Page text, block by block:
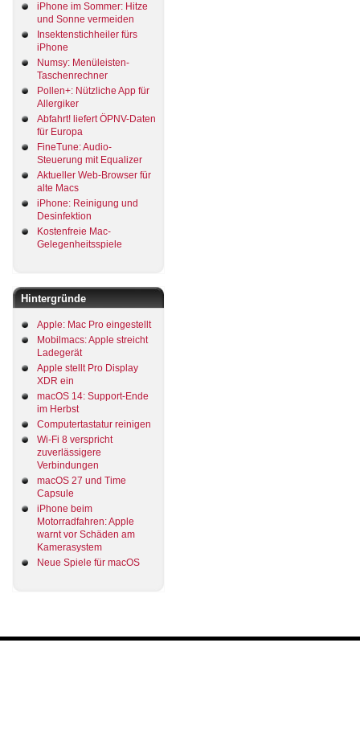
iPhone im Sommer: Hitze
und Sonne vermeiden
Insektenstichheiler fürs
iPhone
Numsy: Menüleisten-
Taschenrechner
Pollen+: Nützliche App für
Allergiker
Abfahrt! liefert ÖPNV-Daten
für Europa
FineTune: Audio-
Steuerung mit Equalizer
Aktueller Web-Browser für
alte Macs
iPhone: Reinigung und
Desinfektion
Kostenfreie Mac-
Gelegenheitsspiele
Hintergründe
Apple: Mac Pro eingestellt
Mobilmacs: Apple streicht
Ladegerät
Apple stellt Pro Display
XDR ein
macOS 14: Support-Ende
im Herbst
Computertastatur reinigen
Wi-Fi 8 verspricht
zuverlässigere
Verbindungen
macOS 27 und Time
Capsule
iPhone beim
Motorradfahren: Apple
warnt vor Schäden am
Kamerasystem
Neue Spiele für macOS